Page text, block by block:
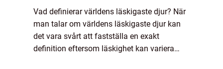
Vad definierar världens läskigaste djur? När
man talar om världens läskigaste djur kan
det vara svårt att fastställa en exakt
definition eftersom läskighet kan variera